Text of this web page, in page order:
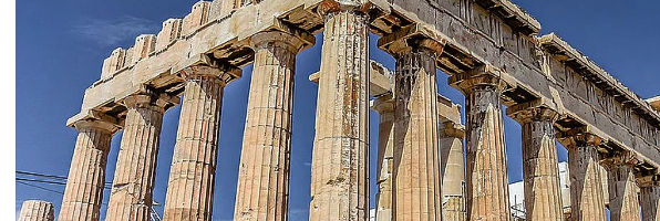
BIZKOLEGIJUM
BMW BIZNIS LIGA
BIZLIFE WEEK
IZJAVA GODINE
BIZLIFE WEEK
IZJAVA GODINE